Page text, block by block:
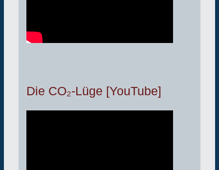
Die CO₂-Lüge [YouTube]